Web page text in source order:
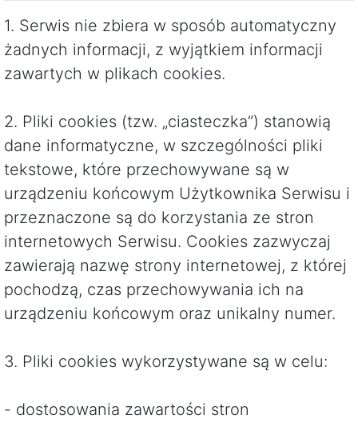
1. Serwis nie zbiera w sposób automatyczny
żadnych informacji, z wyjątkiem informacji
zawartych w plikach cookies.
2. Pliki cookies (tzw. „ciasteczka”) stanowią
dane informatyczne, w szczególności pliki
tekstowe, które przechowywane są w
urządzeniu końcowym Użytkownika Serwisu i
przeznaczone są do korzystania ze stron
internetowych Serwisu. Cookies zazwyczaj
zawierają nazwę strony internetowej, z której
pochodzą, czas przechowywania ich na
urządzeniu końcowym oraz unikalny numer.
3. Pliki cookies wykorzystywane są w celu:
- dostosowania zawartości stron